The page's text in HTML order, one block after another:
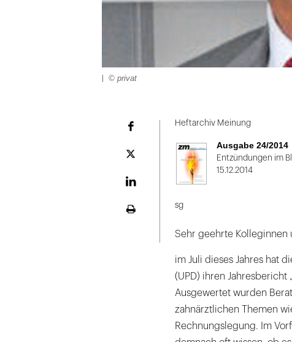
© privat
Plattform
Heftarchiv Meinung
Ausgabe 24/2014
Entzündungen im
15.12.2014
sg
Sehr geehrte Kolleginnen
im Juli dieses Jahres hat
(UPD) ihren Jahresbericht
Ausgewertet wurden
zahnärztlichen Themen
Rechnungslegung. Im